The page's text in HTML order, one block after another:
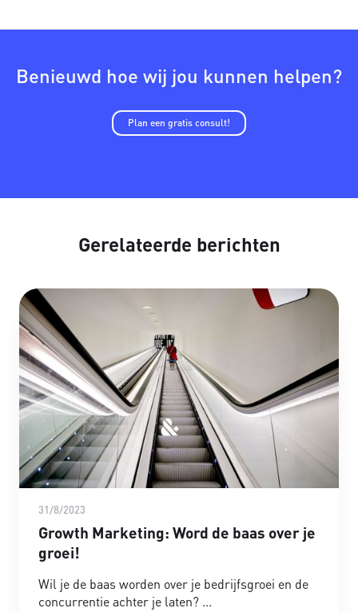
Benieuwd hoe wij jou kunnen helpen?
Plan een gratis consult!
Gerelateerde berichten
31/8/2023
Growth Marketing: Word de baas over je
groei!
Wil je de baas worden over je bedrijfsgroei en de
concurrentie achter je laten?